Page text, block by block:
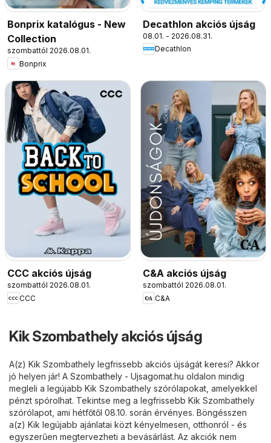
Bonprix katalógus - New
Collection
szombattól 2026.08.01.
Bonprix
Decathlon akciós újság
08.01. - 2026.08.31.
Decathlon
CCC akciós újság
szombattól 2026.08.01.
CCC
C&A akciós újság
szombattól 2026.08.01.
C&A
Kik Szombathely akciós újság
A(z) Kik Szombathely legfrissebb akciós újságát keresi? Akkor
jó helyen jár! A Szombathely - Ujsagomat.hu oldalon mindig
megleli a legújabb Kik Szombathely szórólapokat, amelyekkel
pénzt spórolhat. Tekintse meg a legfrissebb Kik Szombathely
szórólapot, ami hétfőtől 08.10. során érvényes. Böngésszen
a(z) Kik legújabb ajánlatai közt kényelmesen, otthonról - és
egyszerűen megtervezheti a bevásárlást. Az akciók nem